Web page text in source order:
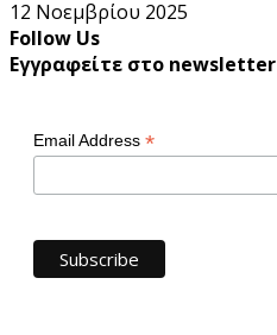
12 Νοεμβρίου 2025
Follow Us
Εγγραφείτε στο newsletter
Email Address *